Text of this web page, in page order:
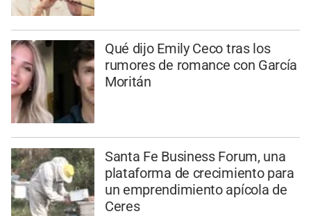
Qué dijo Emily Ceco tras los
rumores de romance con García
Moritán
Santa Fe Business Forum, una
plataforma de crecimiento para
un emprendimiento apícola de
Ceres